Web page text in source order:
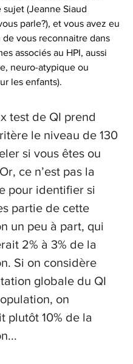
sujet (Jeanne Siaud
parle?), et vous avez eu
de vous reconnaitre dans
associés au HPI, aussi
neuro-atypique ou
les enfants).
test de QI prend
le niveau de 130
si vous êtes ou
ce n’est pas la
pour identifier si
partie de cette
un peu à part, qui
2% à 3% de la
Si on considère
globale du QI
on
plutôt 10% de la